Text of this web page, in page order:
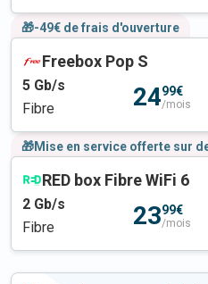
🎁-49€ de frais d'ouverture
Freebox Pop S
5 Gb/s
Fibre
2499€
/mois
🎁Mise en service offerte sur
RED box Fibre WiFi 6
2 Gb/s
Fibre
2399€
/mois